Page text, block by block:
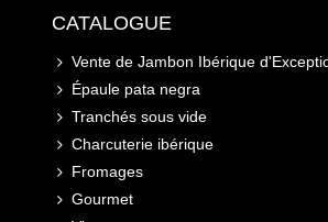
CATALOGUE
Vente de Jambon Ibérique
Épaule pata negra
Tranchés sous vide
Charcuterie ibérique
Fromages
Gourmet